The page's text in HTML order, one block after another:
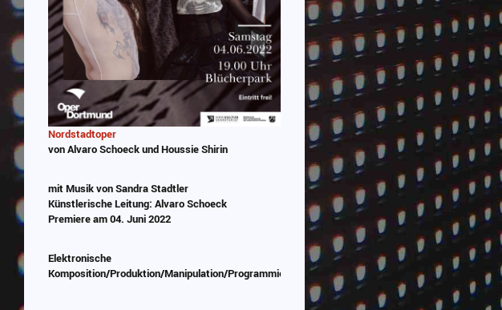
Nordstadtoper
von Alvaro Schoeck und Houssie Shirin
mit Musik von Sandra Stadtler
Künstlerische Leitung: Alvaro Schoeck
Premiere am 04. Juni 2022
Elektronische
Komposition/Produktion/Manipulation/Programmierung